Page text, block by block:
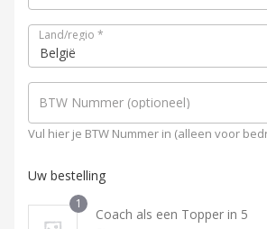
Land/regio *
België
BTW Nummer (optioneel)
Vul hier je BTW Nummer in (alleen voor
Uw bestelling
1
Coach als een Topper in 5